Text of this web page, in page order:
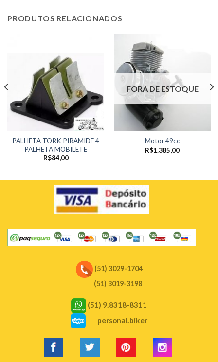
PRODUTOS RELACIONADOS
PALHETA TORK PIRÂMIDE 4
PALHETA MOBILETE
R$84,00
FORA DE ESTOQUE
Motor 49cc
R$1.385,00
(51) 3029-1704
(51) 3019-3198
(51) 9.8318-8311
personal.biker